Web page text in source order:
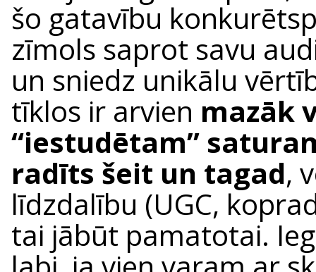
šo gatavību
zīmols saprot savu
un sniedz unikālu
tīklos ir arvien mazāk
“iestudētam”
radīts šeit un tagad,
līdzdalību (UGC,
tai jābūt pamatotai.